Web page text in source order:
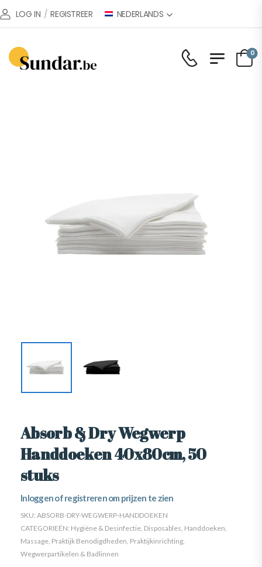
LOG IN / REGISTREER NEDERLANDS
0
Absorb & Dry Wegwerp
Handdoeken 40x80cm, 50
stuks
Inloggen of registreren om prijzen te zien
SKU: ABSORB-DRY-WEGWERP-HANDDOEKEN
CATEGORIEËN: Hygiëne & Desinfectie Disposables Handdoeken
Massage Praktijk Benodigdheden Praktijkinrichting
Wegwerpartikelen & Badlinnen